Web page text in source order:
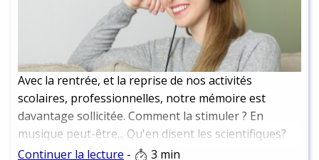
Avec la rentrée, et la reprise de nos activités
scolaires, professionnelles, notre mémoire est
davantage sollicitée. Comment la stimuler ? En
musique peut-être... Qu'en disent les scientifiques?
Continuer la lecture - 3 min